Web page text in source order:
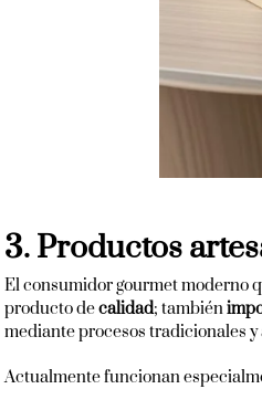
3. Productos
El consumidor gourmet moderno
producto decalidad; también
mediante procesos tradicionales y
Actualmente funcionan